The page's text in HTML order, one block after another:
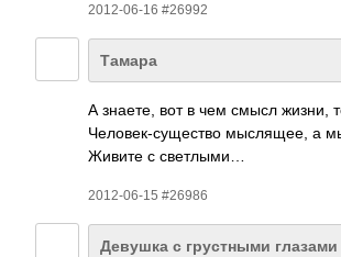
2012-06-16 #26992
Тамара
А знаете, вот в чем смысл
Чело­век-­суще­ство мысл­ящее, а
Живите с свет­лыми…
2012-06-15 #26986
Девушка с грустными глазами